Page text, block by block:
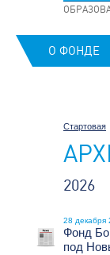
О ФОНДЕ
Стартовая
2026
28 декабря
Фонд
под